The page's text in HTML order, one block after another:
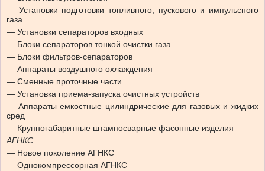
— Установки подготовки топливного, пускового и импульсного
газа
— Установки сепараторов входных
— Блоки сепараторов тонкой очистки газа
— Блоки фильтров-сепараторов
— Аппараты воздушного охлаждения
— Сменные проточные части
— Установка приема-запуска очистных устройств
— Аппараты емкостные цилиндрические для газовых и жидких
сред
— Крупногабаритные штампосварные фасонные изделия
АГНКС
— Новое поколение АГНКС
— Однокомпрессорная АГНКС